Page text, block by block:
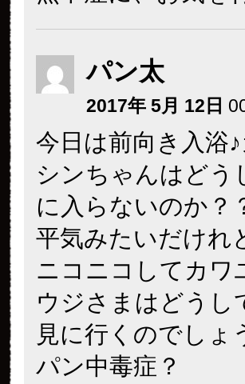
パン太
2017年 5月 12日
今日は前向き入浴
シンちゃんはどう
に入らないのか？
平気みたいだけれ
ニコニコしてカワ
ウジさまはどうし
見に行くのでしょ
パン中毒症？